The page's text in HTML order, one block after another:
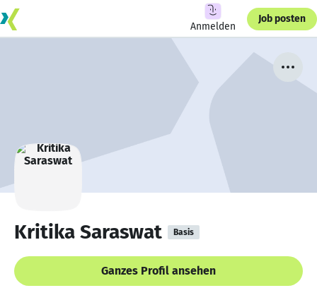
Anmelden
Job posten
Kritika Saraswat Basis
Ganzes Profil ansehen